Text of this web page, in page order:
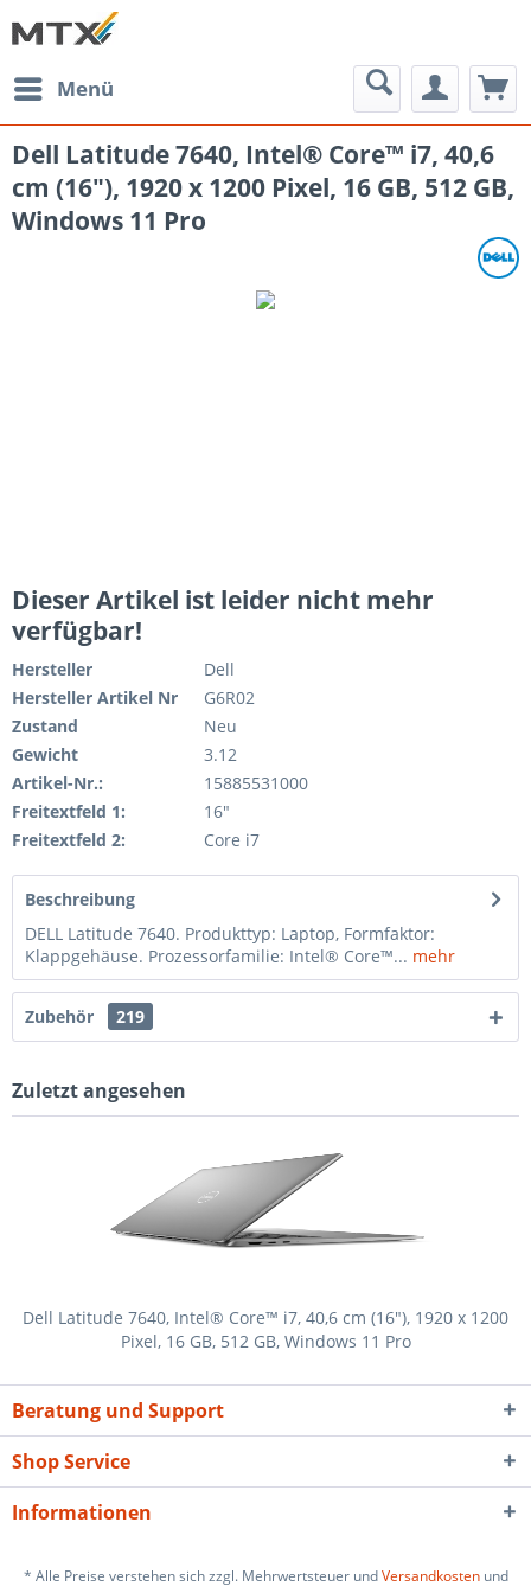
Menü
Dell Latitude 7640, Intel® Core™ i7, 40,6
cm (16"), 1920 x 1200 Pixel, 16 GB, 512 GB,
Windows 11 Pro
Dieser Artikel ist leider nicht mehr
verfügbar!
Hersteller
Dell
Hersteller Artikel Nr
G6R02
Zustand
Neu
Gewicht
3.12
Artikel-Nr.:
15885531000
Freitextfeld 1:
16"
Freitextfeld 2:
Core i7
Beschreibung
DELL Latitude 7640. Produkttyp: Laptop, Formfaktor:
Klappgehäuse. Prozessorfamilie: Intel® Core™... mehr
Zubehör 219
Zuletzt angesehen
Dell Latitude 7640, Intel® Core™ i7, 40,6 cm (16"), 1920 x 1200
Pixel, 16 GB, 512 GB, Windows 11 Pro
Beratung und Support
Shop Service
Informationen
* Alle Preise verstehen sich zzgl. Mehrwertsteuer undVersandkostenund